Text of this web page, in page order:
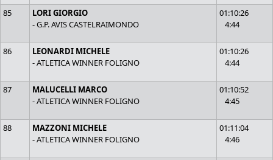
85
LORI GIORGIO
- G.P. AVIS CASTELRAIMONDO
01:10:26
4:44
86
LEONARDI MICHELE
- ATLETICA WINNER FOLIGNO
01:10:26
4:44
87
MALUCELLI MARCO
- ATLETICA WINNER FOLIGNO
01:10:52
4:45
88
MAZZONI MICHELE
- ATLETICA WINNER FOLIGNO
01:11:04
4:46